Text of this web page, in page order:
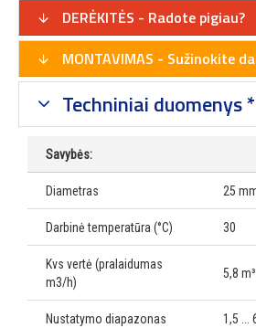
DERĖKITĖS - Radote pigiau?
MONTAVIMAS - Sužinokite
Techniniai duomenys *
Savybės:
Diametras 25
Darbinė temperatūra (°C) 30
Kvs vertė (pralaidumas
m3/h)
5,8
Nustatymo diapazonas 1,5 ...